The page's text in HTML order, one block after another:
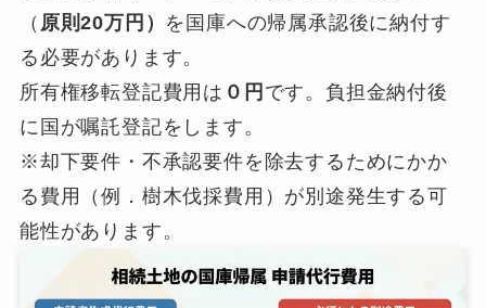
（ 原則20万円） を国庫への帰属承認後に納付す
る必要があります。
所有権移転登記費用は ０円 です。負担金納付後
に国が嘱託登記をします。
※却下要件・不承認要件を除去するためにかか
る費用（例．樹木伐採費用）が別途発生する可
能性があります。